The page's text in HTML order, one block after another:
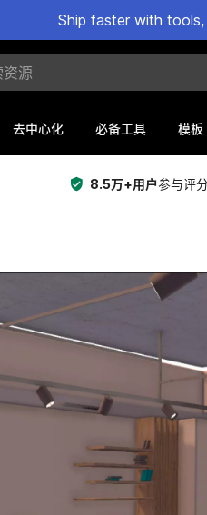
Ship faster with
去中心化 必备工具 模板
8.5万+用户参与评分